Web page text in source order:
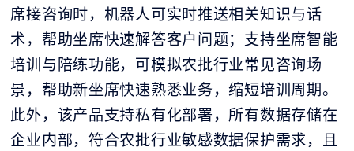
席接咨询时，机器人可实时推送相关知识与话
术，帮助坐席快速解答客户问题；支持坐席智能
培训与陪练功能，可模拟农批行业常见咨询场
景，帮助新坐席快速熟悉业务，缩短培训周期。
此外，该产品支持私有化部署，所有数据存储在
企业内部，符合农批行业敏感数据保护需求，且